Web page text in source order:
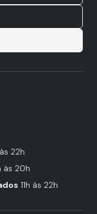
22h
às 20h
11h às 22h